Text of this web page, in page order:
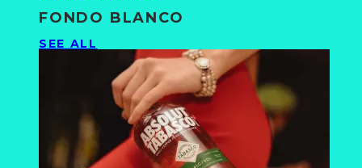
FONDO BLANCO
SEE ALL